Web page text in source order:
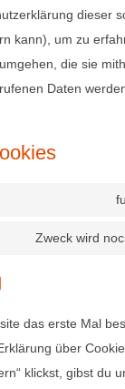
dieser
kann), um zu
die sie
Daten
Zweck wird
das erste Mal
über
klickst, gibst du